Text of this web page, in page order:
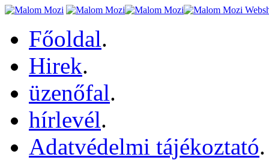
Főoldal.
Hirek.
üzenőfal.
hírlevél.
Adatvédelmi tájékoztató.